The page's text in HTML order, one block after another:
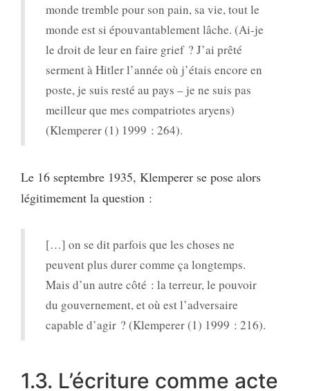
monde tremble pour son pain, sa vie, tout le
monde est si épouvantablement lâche. (Ai-je
le droit de leur en faire grief ? J’ai prêté
serment à Hitler l’année où j’étais encore en
poste, je suis resté au pays – je ne suis pas
meilleur que mes compatriotes aryens)
(Klemperer (1) 1999 : 264).
Le 16 septembre 1935, Klemperer se pose alors
légitimement la question :
[…] on se dit parfois que les choses ne
peuvent plus durer comme ça longtemps.
Mais d’un autre côté : la terreur, le pouvoir
du gouvernement, et où est l’adversaire
capable d’agir ? (Klemperer (1) 1999 : 216).
1.3. L’écriture comme acte